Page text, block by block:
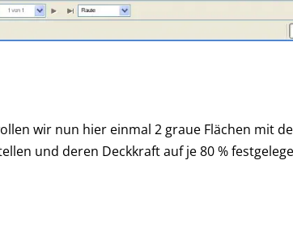
wir nun hier einmal 2 graue Flächen mit
und deren Deckkraft auf je 80 %